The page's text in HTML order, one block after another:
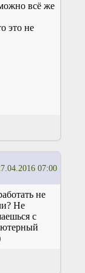
всё же
это не
07:00
не
Не
с